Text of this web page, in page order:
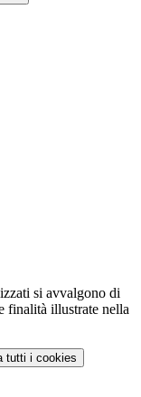
si avvalgono di
finalità illustrate nella
tutti i cookies